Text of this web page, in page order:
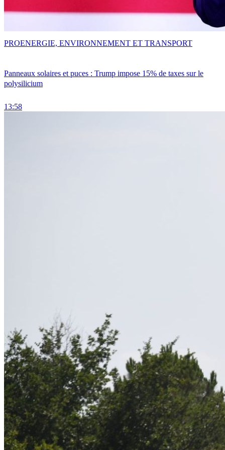
Panneaux solaires et puces : Trump impose 15% de taxes sur le
polysilicium
13:58
PROENERGIE, ENVIRONNEMENT ET TRANSPORT